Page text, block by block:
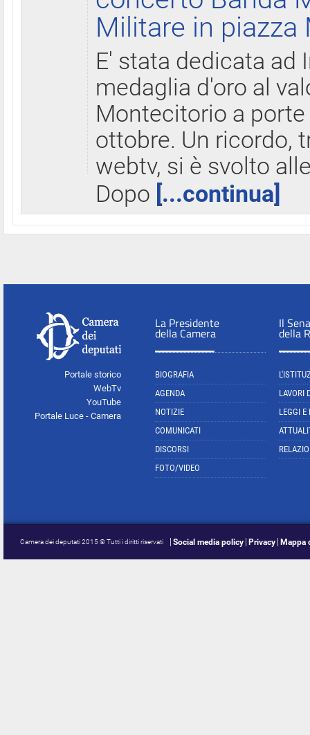
Militare in
E' stata dedicata ad
medaglia d'oro al
Montecitorio a
ottobre. Un ricordo,
webtv, si è svolto
Dopo [...continua]
Portale storico
WebTv
YouTube
Portale Luce - Camera
La Presidente
della Camera
BIOGRAFIA
AGENDA
NOTIZIE
COMUNICATI
DISCORSI
FOTO/VIDEO
Il
della
LAVORI
LEGGI E
Camera dei deputati 2015 © Tutti i diritti riservati Social media policy Privacy Mappa